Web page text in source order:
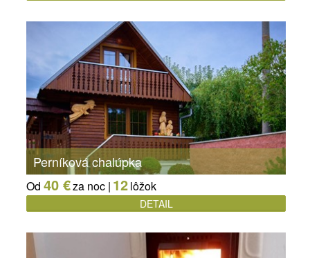
Perníková chalúpka
Od 40 €za noc | 12lôžok
DETAIL